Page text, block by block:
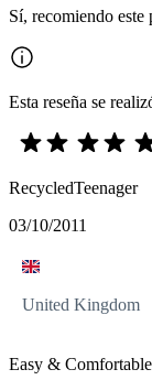
Sí, recomiendo este
Esta reseña se
RecycledTeenager
03/10/2011
United Kingdom
Easy & Comfortable